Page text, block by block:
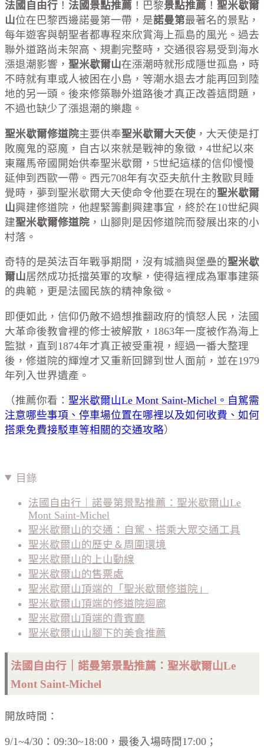
法國自由行 ！ 法國景點推薦 ！巴黎景點推薦 ！ 聖米歇爾
山位在巴黎西邊諾曼第一帶，是諾曼第最著名的景點，
每年遊客與朝聖者都專程來欣賞海上孤島的風光。過去
聯外道路尚未架高、規劃完整時，交通很容易受到海水
漲退潮影響， 聖米歇爾山在漲潮時就形成隱世孤島，時
不時就有車或人被困在小島，等潮水退去才能再回到陸
地的另一頭。後來修築聯外道路後才真正改善這問題，
不過也缺少了漲退潮的樂趣。
聖米歇爾修道院主要供奉聖米歇爾大天使 ，大天使是打
敗魔鬼的惡魔，自古以來就是戰神的象徵，4世紀以來
東羅馬帝國開始供奉聖米歇爾，5世紀這樣的信仰慢慢
延伸到西歐一帶。西元708年有次亞夫航什主教歐貝睡
覺時，夢到聖米歇爾大天使命令他要在現在的聖米歇爾
山興建修道院，他趕緊籌劃興建事宜，終於在10世紀興
建聖米歇爾修道院 ，山腳則是因修道院而發展出來的小
村落。
奇特的是英法百年戰爭期間，沒有城牆與堡壘的聖米歇
爾山居然成功抵擋英軍的攻擊，使得這裡成為軍事建築
的典範，更是法國民族的精神象徵。
即便如此，信仰仍敵不過想推翻政府的憤怒人民，法國
大革命後教會裡的修士被解散，1863年一度被作為海上
監獄，直到1874年才真正被受重視，經過一番大整理
後，修道院的輝煌才又重新回歸到世人面前，並在1979
年列入世界遺產。
（推薦你看： 聖米歇爾山Le Mont Saint-Michel。自駕需
注意哪些事項、停車場位置在哪裡以及如何收費、如何
搭乘免費接駁車等相關的交通攻略）
目錄
法國自由行｜諾曼第景點推薦：聖米歇爾山Le
Mont Saint-Michel
聖米歇爾山的交通：自駕、搭乘大眾交通工具
聖米歇爾山的歷史＆周圍環境
聖米歇爾山的上山動線
聖米歇爾山的售票處
聖米歇爾山頂端的「聖米歇爾修道院」
聖米歇爾山頂端的修道院迴廊
聖米歇爾山頂端的貴賓廳
聖米歇爾山山腳下的美食推薦
法國自由行｜諾曼第景點推薦：聖米歇爾山Le
Mont Saint-Michel
開放時間：
9/1~4/30：09:30~18:00，最後入場時間17:00；